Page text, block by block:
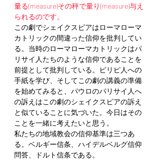
量る(measure)その秤で量り(measure)与え
られるのです。
この劇でシェイクスピアはローマローマ
カトリックの間違った信仰を批判してい
る。当時のローマローマカトリックはパ
リサイ人たちのような信仰であることを
前提として批判している。ピリピ人への
手紙を学び、そしてこの劇の講義の準備
を始めてみると、パウロのパリサイ人へ
の訴えはこの劇のシェイクスピアの訴え
と似ていることに気づいた。今日はその
ことを一緒に考えたいと思う。
私たちの地域教会の信仰基準は三つあ
る。ベルギー信条、ハイデルベルグ信仰
問答、ドルト信条である。